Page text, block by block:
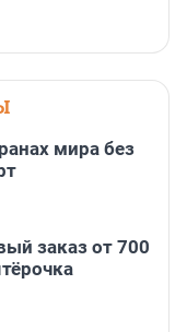
мира без
заказ от 700